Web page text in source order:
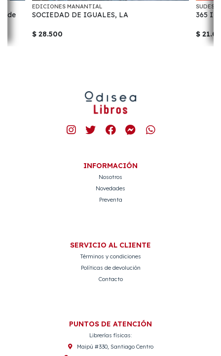
de
EDICIONES MANANTIAL
SOCIEDAD DE IGUALES, LA
$ 28.500
365
$
INFORMACIÓN
Nosotros
Novedades
Preventa
SERVICIO AL CLIENTE
Términos y condiciones
Políticas de devolución
Contacto
PUNTOS DE ATENCIÓN
Librerías físicas:
Maipú #330, Santiago Centro